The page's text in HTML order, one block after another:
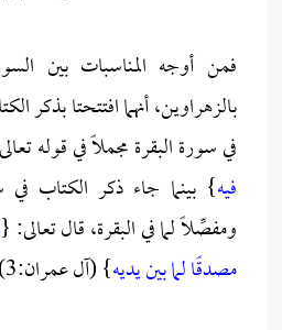
فمن أوجه المناسبات بين
بالزهراوين، أنهما افتتحتا بذكر
في سورة البقرة مجملاً في قوله
فيه} بينما جاء ذكر الكتاب
ومفصِّلاً لما في البقرة، قال تعالى: {
مصدقًا لما بين يديه} (آل عمران:3).